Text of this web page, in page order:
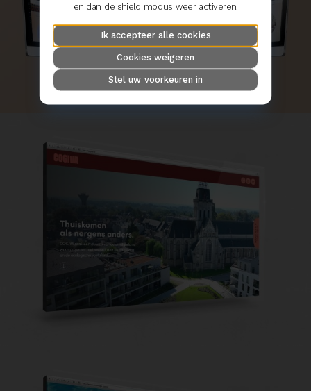
en dan de shield modus weer activeren.
Ik accepteer alle cookies
Cookies weigeren
Stel uw voorkeuren in